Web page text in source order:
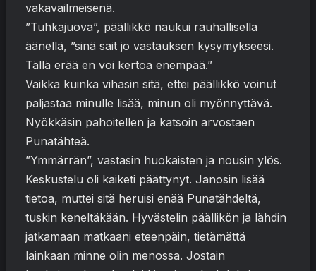
vakavailmeisenä.
”Tuhkajuova”, päällikkö naukui rauhallisella
äänellä, ”sinä sait jo vastauksen kysymykseesi.
Tällä erää en voi kertoa enempää.”
Vaikka kuinka vihasin sitä, ettei päällikkö voinut
paljastaa minulle lisää, minun oli myönnyttävä.
Nyökkäsin pahoitellen ja katsoin arvostaen
Punatähteä.
”Ymmärrän”, vastasin huokaisten ja nousin ylös.
Keskustelu oli kaiketi päättynyt. Janosin lisää
tietoa, muttei sitä heruisi enää Punatähdeltä,
tuskin keneltäkään. Hyvästelin päällikön ja lähdin
jatkamaan matkaani eteenpäin, tietämättä
lainkaan minne olin menossa. Jostain